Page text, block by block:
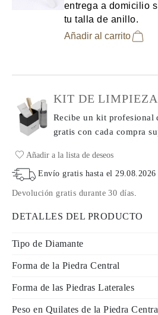
entrega a domicilio
tu talla de anillo.
Añadir al carrito
KIT DE LIMPIEZA
Recibe un kit profesional
gratis con cada compra
Añadir a la lista de deseos
Envío gratis hasta el29.08.2026
Devolución gratis durante 30 días.
DETALLES DEL PRODUCTO
Tipo de Diamante
Forma de la Piedra Central
Forma de las Piedras Laterales
Peso en Quilates de la Piedra